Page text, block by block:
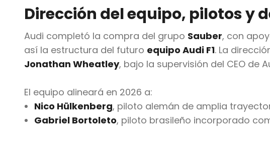
Dirección del equipo, pilotos y
Audi completó la compra del grupo Sauber, con
así la estructura del futuro equipo Audi F1. La
Jonathan Wheatley, bajo la supervisión del CEO de
El equipo alineará en 2026 a:
Nico Hülkenberg, piloto alemán de amplia
Gabriel Bortoleto, piloto brasileño incorporado